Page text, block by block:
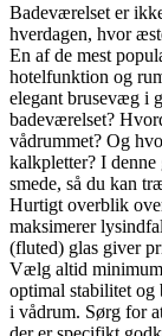
Badeværelset er
hverdagen, hvor
En af de mest
hotelfunktion og
elegant brusevæg i
badeværelset?
vådrummet? Og
kalkpletter? I
smede, så du kan
Hurtigt overblik
maksimerer
(fluted) glas giver
Vælg altid
optimal stabilitet og
i vådrum. Sørg for